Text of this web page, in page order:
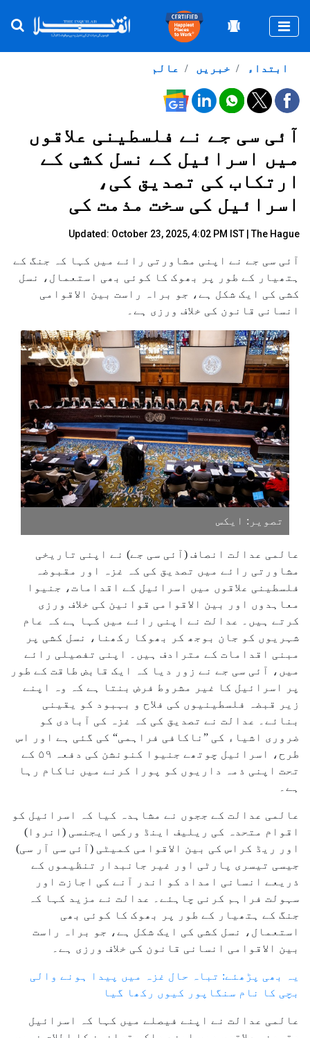
عالم خبریں ابتداء
آئی سی جے نے فلسطینی علاقوں
میں اسرائیل کے نسل کشی کے
ارتکاب کی تصدیق کی،
اسرائیل کی سخت مذمت کی
Updated: October 23, 2025, 4:02 PM IST | The Hague
آئی سی جے نے اپنی مشاورتی رائے میں کہا کہ جنگ کے
ہتھیار کے طور پر بھوک کا کوئی بھی استعمال، نسل
کشی کی ایک شکل ہے، جو براہ راست بین الاقوامی
انسانی قانون کی خلاف ورزی ہے۔
تصویر: ایکس
عالمی عدالت انصاف (آئی سی جے) نے اپنی تاریخی
مشاورتی رائے میں تصدیق کی کہ غزہ اور مقبوضہ
فلسطینی علاقوں میں اسرائیل کے اقدامات، جنیوا
معاہدوں اور بین الاقوامی قوانین کی خلاف ورزی
کرتے ہیں۔ عدالت نے اپنی رائے میں کہا ہے کہ عام
شہریوں کو جان بوجھ کر بھوکا رکھنا، نسل کشی پر
مبنی اقدامات کے مترادف ہیں۔ اپنی تفصیلی رائے
میں، آئی سی جے نے زور دیا کہ ایک قابض طاقت کے طور
پر اسرائیل کا غیر مشروط فرض بنتا ہے کہ وہ اپنے
زیر قبضہ فلسطینیوں کی فلاح و بہبود کو یقینی
بنائے۔ عدالت نے تصدیق کی کہ غزہ کی آبادی کو
ضروری اشیاء کی ”ناکافی فراہمی“ کی گئی ہے اور اس
طرح، اسرائیل چوتھے جنیوا کنونشن کی دفعہ ۵۹ کے
تحت اپنی ذمہ داریوں کو پورا کرنے میں ناکام رہا
ہے۔
عالمی عدالت کے ججوں نے مشاہدہ کیا کہ اسرائیل کو
اقوام متحدہ کی ریلیف اینڈ ورکس ایجنسی (انروا)
اور ریڈ کراس کی بین الاقوامی کمیٹی (آئی سی آر سی)
جیسی تیسری پارٹی اور غیر جانبدار تنظیموں کے
ذریعے انسانی امداد کو اندر آنے کی اجازت اور
سہولت فراہم کرنی چاہئے۔ عدالت نے مزید کہا کہ
جنگ کے ہتھیار کے طور پر بھوک کا کوئی بھی
استعمال، نسل کشی کی ایک شکل ہے، جو براہ راست
بین الاقوامی انسانی قانون کی خلاف ورزی ہے۔
یہ بھی پڑھئے: تباہ حال غزہ میں پیدا ہونے والی
بچی کا نام سنگاپور کیوں رکھا گیا
عالمی عدالت نے اپنے فیصلے میں کہا کہ اسرائیل